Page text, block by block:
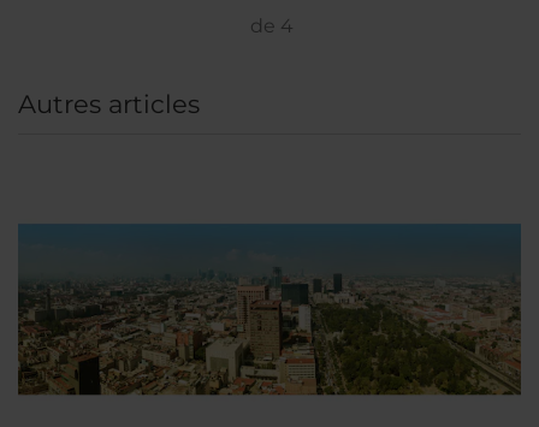
de 4
Autres articles